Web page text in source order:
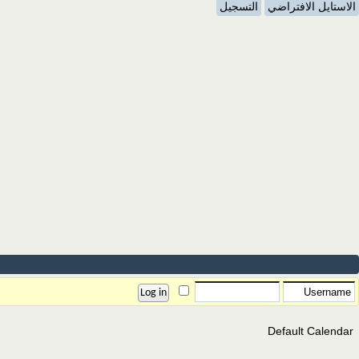
الاستايل الافتراضي
التسجيل
Default Calendar